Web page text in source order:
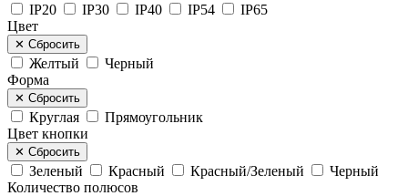
IP20 IP30 IP40 IP54
IP65
Цвет
✕ Сбросить
Желтый
Черный
Форма
✕ Сбросить
Круглая
Прямоугольник
Цвет кнопки
✕ Сбросить
Зеленый Красный Красный/Зеленый
Черный
Количество полюсов